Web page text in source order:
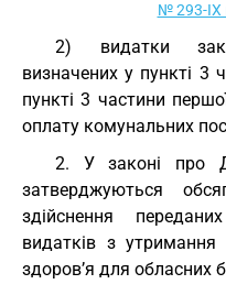
№ 293-IX
2) видатки
визначених у пункті 3
пункті 3 частини
оплату комунальних
2. У законі про
затверджуються
здійснення
видатків з утримання
здоров’я для обласних